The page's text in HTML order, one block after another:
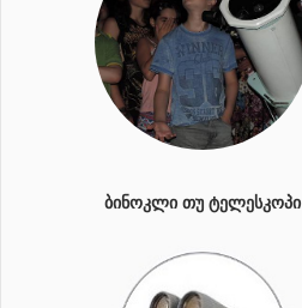
ᲑᲘᲜᲝᲙᲚᲘ ᲗᲣ ᲢᲔᲚᲔᲡᲙᲝᲞᲘ